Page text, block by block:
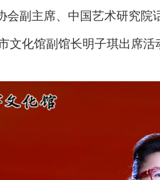
会副主席、中国艺术研究
文化馆副馆长明子琪出席